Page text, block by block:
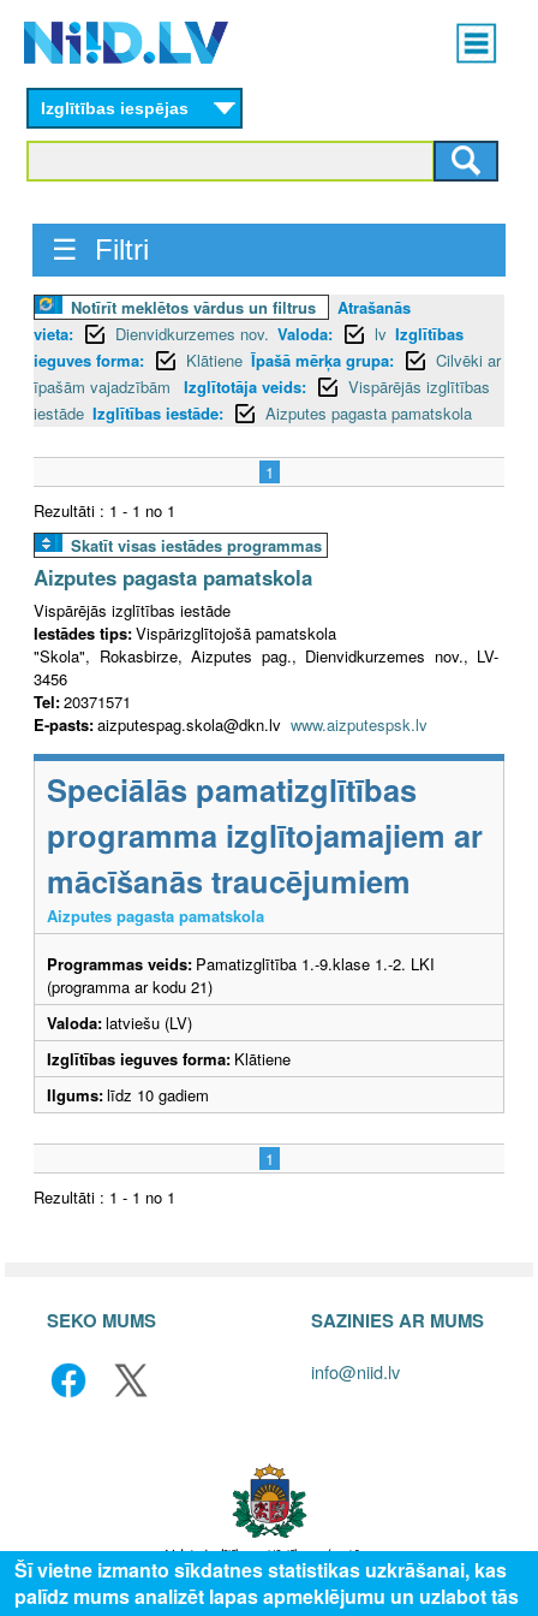
content
Main
menu
Izglītības iespējas
☰ Filtri
Notīrīt meklētos vārdus un filtrus
Atrašanās
vieta:
Dienvidkurzemes nov. Valoda: lv Izglītības
ieguves forma:
Klātiene Īpašā mērķa grupa:
Cilvēki ar
īpašām vajadzībām
Izglītotāja veids:
Vispārējās izglītības
iestāde Izglītības iestāde: Aizputes pagasta pamatskola
1
Rezultāti : 1 - 1 no 1
Skatīt visas iestādes programmas
Aizputes pagasta pamatskola
Vispārējās izglītības iestāde
Iestādes tips:Vispārizglītojošā pamatskola
"Skola", Rokasbirze, Aizputes pag., Dienvidkurzemes nov., LV-
3456
Tel:20371571
E-pasts:aizputespag.skola@dkn.lv www.aizputespsk.lv
Speciālās pamatizglītības
programma izglītojamajiem ar
mācīšanās traucējumiem
Aizputes pagasta pamatskola
Programmas veids: Pamatizglītība 1.-9.klase 1.-2. LKI
(programma ar kodu 21)
Valoda:latviešu (LV)
Izglītības ieguves forma: Klātiene
Ilgums:līdz 10 gadiem
1
Rezultāti : 1 - 1 no 1
SEKO MUMS SAZINIES AR MUMS
info@niid.lv
Šī vietne izmanto sīkdatnes statistikas uzkrāšanai, kas
palīdz mums analizēt lapas apmeklējumu un uzlabot tās